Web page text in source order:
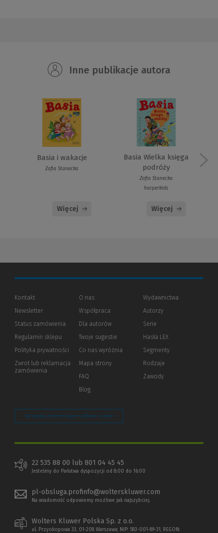
Inne publikacje autora
Basia i wakacje
Zofia Stanecka
Więcej
Basia Wielka księga
podróży
Zofia Stanecka
harperkids
Więcej
Kontakt
Newsletter
Status zamówienia
Regulamin sklepu
Polityka prywatności (Nowe
(Link
innej
Zwrot lub reklamacja
zamówienia
O nas
Współpraca
Dla autorów(Nowe
(Link
innej
strony)
Twoje sugestie
Co nas wyróżnia
Mapa strony
FAQ
Blog
Wydawnictwa
Autorzy
Serie
Hasła LEX
Segmenty
Rodzaje
Zawody
Zarządzaj preferencjami plików cookie
22 535 88 00 lub 801 04 45 45
Jesteśmy do Państwa dyspozycji od 8:00 do 16:00
pl-obsluga.profinfo@wolterskluwer.com
Na wiadomość odpowiemy możliwe jak najszybciej.
Wolters Kluwer Polska Sp. z o.o.
ul. Przyokopowa 33, 01-208 Warszawa; NIP: 583-001-89-31, REGON: